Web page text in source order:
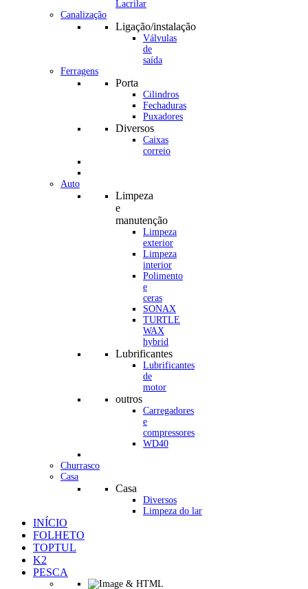
Canalização
Ligação/instalação
Válvulas
de
saída
Ferragens
Porta
Cilindros
Fechaduras
Puxadores
Diversos
Caixas
correio
Auto
Limpeza
e
manutenção
Limpeza
exterior
Limpeza
interior
Polimento
e
ceras
SONAX
TURTLE
WAX
hybrid
Lubrificantes
Lubrificantes
de
motor
outros
Carregadores
e
compressores
WD40
Churrasco
Casa
Casa
Diversos
Limpeza do lar
INÍCIO
FOLHETO
TOPTUL
K2
PESCA